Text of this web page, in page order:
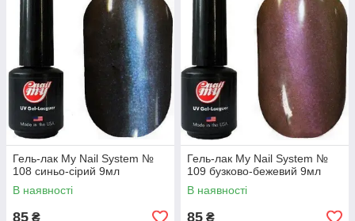
Гель-лак My Nail System №
108 синьо-сірий 9мл
В наявності
85 ₴
Гель-лак My Nail System №
109 бузково-бежевий 9мл
В наявності
85 ₴